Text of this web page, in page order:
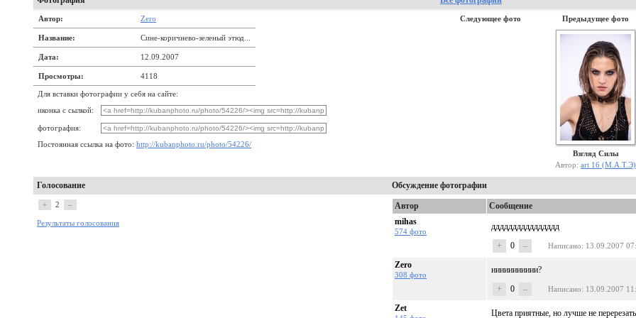
Автор: Zero
Название: Сине-коричнево-зеленый этюд...
Дата: 12.09.2007
Просмотры: 4118
Для вставки фотографии у себя на сайте:
иконка с сылкой:
фотография:
Постоянная ссылка на фото: http://kubanphoto.ru/photo/54226/
Следующее фото Предыдущее фото
Взгляд Силы
Автор: art 16 (М.А.Т.Э)
Голосование Обсуждение фотографии
+ 2 –
Результаты голосования
Автор
Сообщение
mihas
574 фото
дддддддддддддддд
+
0 – Написано: 13.09.2007
Zero
308 фото
иииииииииии?
+
0 – Написано: 13.09.2007
Zet Цвета приятные, но лучше не